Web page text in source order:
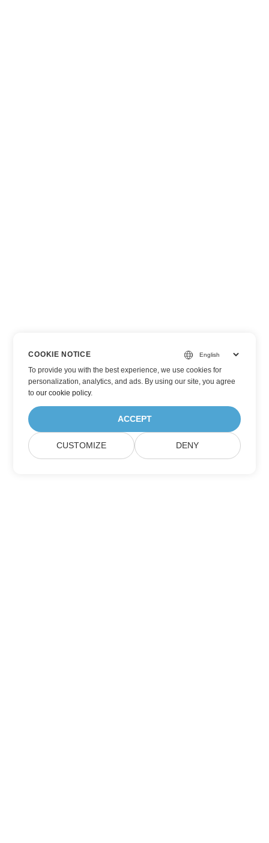
COOKIE NOTICE
To provide you with the best experience, we use cookies for
personalization, analytics, and ads. By using our site, you agree
toour cookie policy.
ACCEPT
CUSTOMIZE DENY